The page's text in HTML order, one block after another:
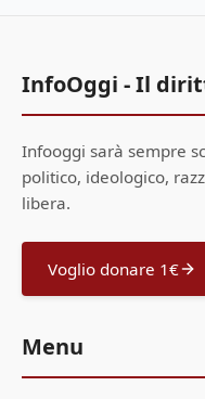
InfoOggi - Il
Infooggi sarà sempre
politico, ideologico,
libera.
Voglio donare 1€
Menu